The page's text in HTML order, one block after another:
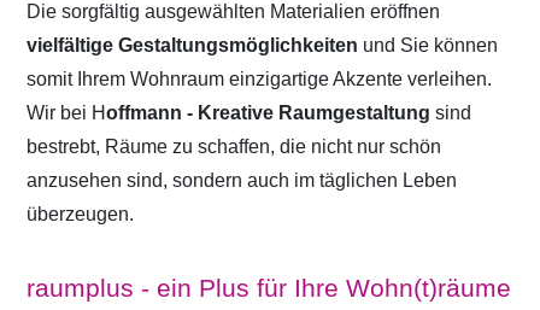
Die sorgfältig ausgewählten Materialien eröffnen
vielfältige Gestaltungsmöglichkeiten und Sie können
somit Ihrem Wohnraum einzigartige Akzente verleihen.
Wir bei Hoffmann - Kreative Raumgestaltung sind
bestrebt, Räume zu schaffen, die nicht nur schön
anzusehen sind, sondern auch im täglichen Leben
überzeugen.
raumplus - ein Plus für Ihre Wohn(t)räume